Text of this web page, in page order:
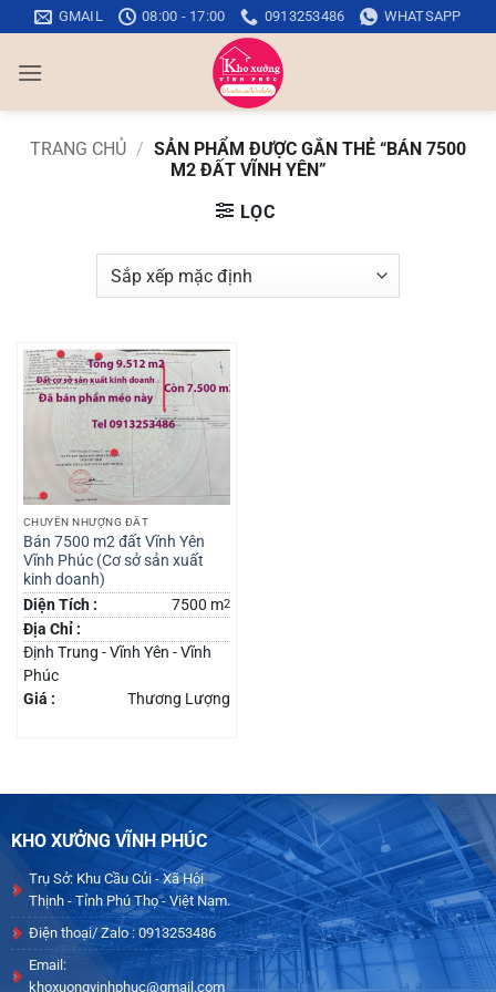
qua
nội
GMAIL 08:00 - 17:00 0913253486 WHATSAPP
TRANG CHỦ / SẢN PHẨM ĐƯỢC GẮN THẺ “BÁN 7500
M2 ĐẤT VĨNH YÊN”
LỌC
CHUYỂN NHƯỢNG ĐẤT
Bán 7500 m2 đất Vĩnh Yên
Vĩnh Phúc (Cơ sở sản xuất
kinh doanh)
Diện Tích :
7500 m2
Địa Chỉ :
Định Trung - Vĩnh Yên - Vĩnh
Phúc
Giá :
Thương Lượng
KHO XƯỞNG VĨNH PHÚC
Trụ Sở: Khu Cầu Củi - Xã Hội
Thịnh - Tỉnh Phú Thọ - Việt Nam.
Điện thoại/ Zalo : 0913253486
Email:
khoxuongvinhphuc@gmail.com